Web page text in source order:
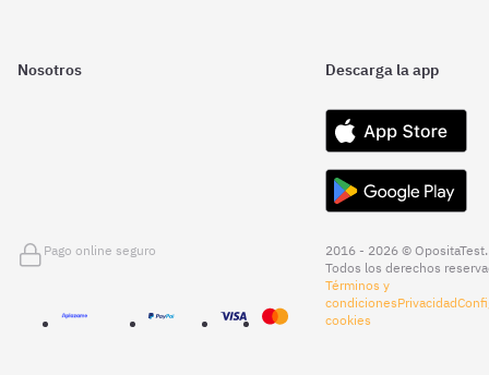
Nosotros Descarga la app
Pago online seguro
2016 - 2026 © OpositaTest.
Todos los derechos
Términos y
condicionesPrivacidad
cookies